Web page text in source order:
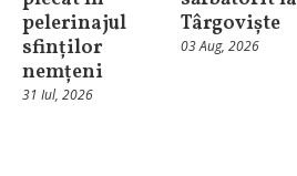
pelerinajul
sfinților
nemțeni
31 Iul, 2026
Târgoviște
03 Aug, 2026